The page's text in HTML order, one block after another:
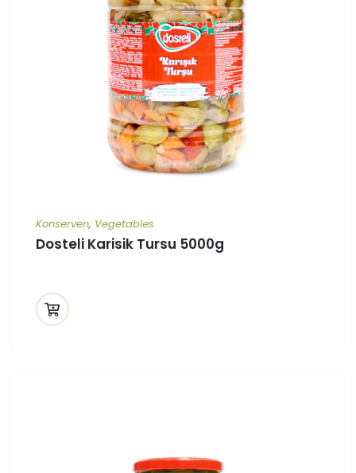
Konserven, Vegetables
Dosteli Karisik Tursu 5000g